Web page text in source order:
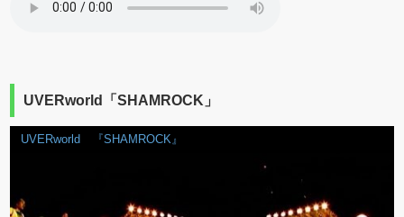
UVERworld「SHAMROCK」
UVERworld 『SHAMROCK』